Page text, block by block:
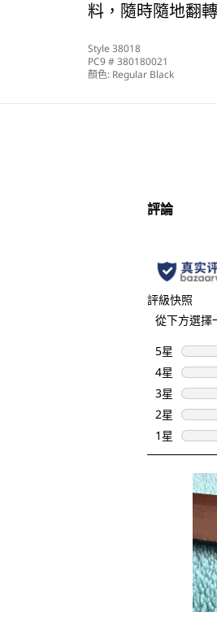
料，隨時隨地翻
Style 38018
PC9 #380180021
顏色: Regular Black
評論
評級快照
從下方選擇
5星 星級
4星 星級
3星 星級
2星 星級
1星 星級